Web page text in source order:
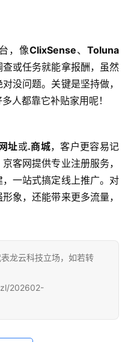
，像ClixSense、 Toluna
或任务就能拿报酬，虽然
没问题。关键是坚持做，
人都靠它补贴家用呢！
址或.商城，客户更容易记
客网提供专业注册服务，
一站式搞定线上推广。对
象，还能带来更多流量，
龙云科技立场，如若转
202602-